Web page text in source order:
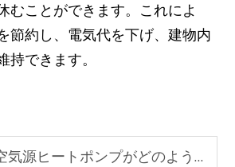
むことができます。これによ
節約し、電気代を下げ、建物内
できます。
トポンプがどのようにエネルギー節約と快適さを最大化するか